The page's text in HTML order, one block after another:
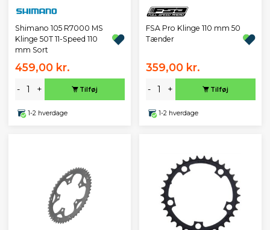
Shimano 105 R7000 MS
Klinge 50T 11-Speed 110
mm Sort
459,00 kr.
- + Tilføj
1-2 hverdage
FSA Pro Klinge 110 mm 50
Tænder
359,00 kr.
- + Tilføj
1-2 hverdage